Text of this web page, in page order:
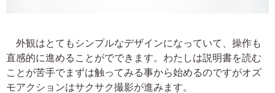
外観はとてもシンプルなデザインになっていて、操作も
直感的に進めることがでできます。わたしは説明書を読む
ことが苦手でまずは触ってみる事から始めるのですがオズ
モアクションはサクサク撮影が進みます。